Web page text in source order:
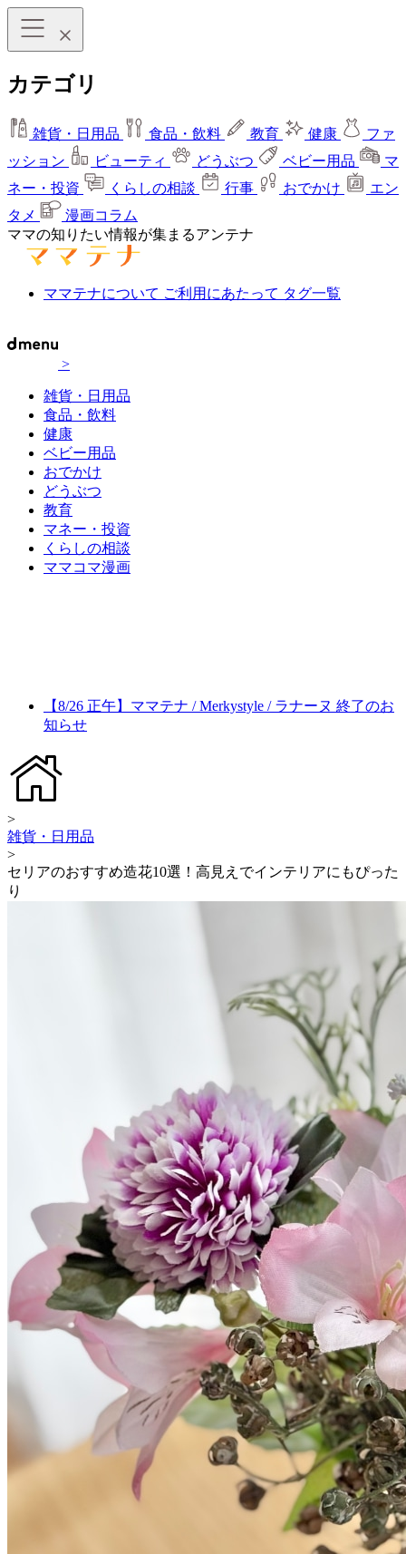
カテゴリ
雑貨・日用品 食品・飲料 教育 健康
ファ
ッション
ビューティ どうぶつ ベビー用品
マ
ネー・投資
くらしの相談 行事 おでかけ
エン
タメ
漫画コラム
ママの知りたい情報が集まるアンテナ
ママテナについて ご利用にあたって タグ一覧
>
雑貨・日用品
食品・飲料
健康
ベビー用品
おでかけ
どうぶつ
教育
マネー・投資
くらしの相談
ママコマ漫画
【8/26 正午】ママテナ / Merkystyle / ラナーヌ 終了のお
知らせ
>
雑貨・日用品
>
セリアのおすすめ造花10選！高見えでインテリアにもぴった
り